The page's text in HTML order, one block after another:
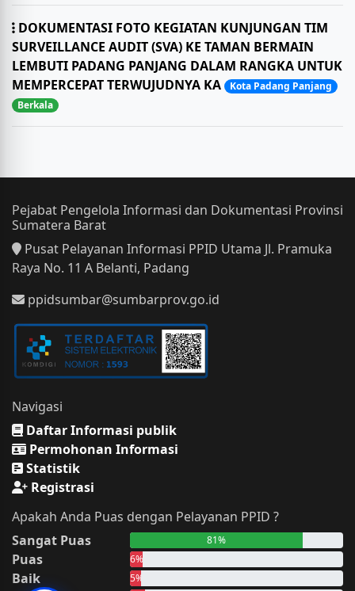
DOKUMENTASI FOTO KEGIATAN KUNJUNGAN TIM
SURVEILLANCE AUDIT (SVA) KE TAMAN BERMAIN
LEMBUTI PADANG PANJANG DALAM RANGKA UNTUK
MEMPERCEPAT TERWUJUDNYA KA
Kota Padang Panjang
Berkala
Pejabat Pengelola Informasi dan Dokumentasi Provinsi
Sumatera Barat
Pusat Pelayanan Informasi PPID Utama Jl. Pramuka
Raya No. 11 A Belanti, Padang
ppidsumbar@sumbarprov.go.id
Navigasi
Daftar Informasi publik
Permohonan Informasi
Statistik
Registrasi
Apakah Anda Puas dengan Pelayanan PPID ?
Sangat Puas
81%
Puas 6%
Baik 5%